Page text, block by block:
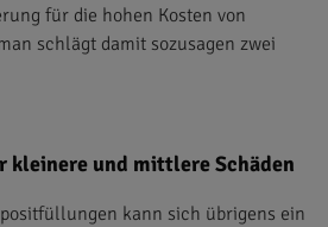
für die hohen Kosten von
schlägt damit sozusagen zwei
kleinere und mittlere Schäden
kann sich übrigens ein